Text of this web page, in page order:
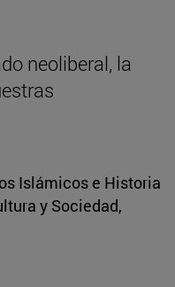
neoliberal, la
Islámicos e Historia
y Sociedad,